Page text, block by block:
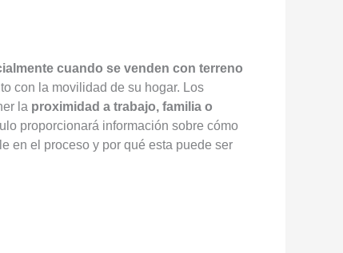
cuando se venden con terreno
con la movilidad de su hogar. Los
la proximidad a trabajo, familia o
proporcionará información sobre cómo
en el proceso y por qué esta puede ser